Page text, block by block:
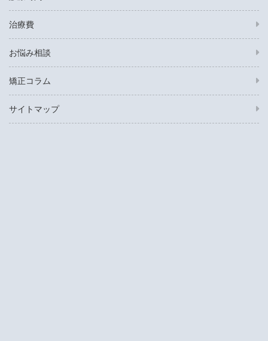
治療費
お悩み相談
矯正コラム
サイトマップ